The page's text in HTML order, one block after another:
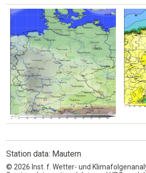
Station data: Mautern
© 2026 Inst. f. Wetter- und